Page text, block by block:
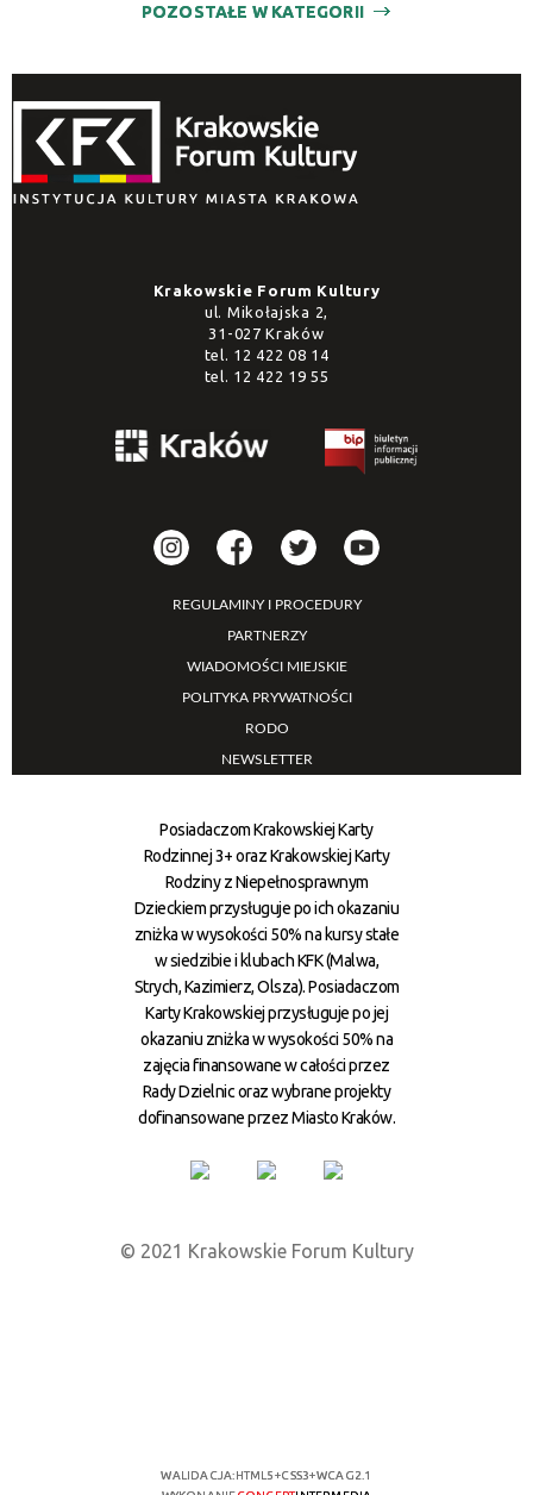
POZOSTAŁE W KATEGORII
Krakowskie Forum Kultury
ul. Mikołajska 2,
31-027 Kraków
tel. 12 422 08 14
tel. 12 422 19 55
REGULAMINY I PROCEDURY
PARTNERZY
WIADOMOŚCI MIEJSKIE
POLITYKA PRYWATNOŚCI
RODO
NEWSLETTER
Posiadaczom Krakowskiej Karty
Rodzinnej 3+ oraz Krakowskiej Karty
Rodziny z Niepełnosprawnym
Dzieckiem przysługuje po ich okazaniu
zniżka w wysokości 50% na kursy stałe
w siedzibie i klubach KFK (Malwa,
Strych, Kazimierz, Olsza). Posiadaczom
Karty Krakowskiej przysługuje po jej
okazaniu zniżka w wysokości 50% na
zajęcia finansowane w całości przez
Rady Dzielnic oraz wybrane projekty
dofinansowane przez Miasto Kraków.
© 2021 Krakowskie Forum Kultury
WALIDACJA:HTML5+CSS3+WCAG 2.1